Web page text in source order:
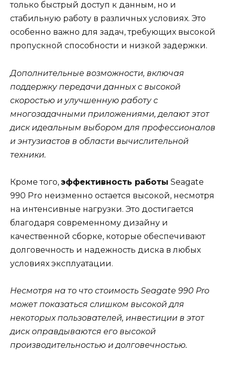
только быстрый доступ к данным, но и
стабильную работу в различных условиях. Это
особенно важно для задач, требующих высокой
пропускной способности и низкой задержки.
Дополнительные возможности, включая
поддержку передачи данных с высокой
скоростью и улучшенную работу с
многозадачными приложениями, делают этот
диск идеальным выбором для профессионалов
и энтузиастов в области вычислительной
техники.
Кроме того, эффективность работы Seagate
990 Pro неизменно остается высокой, несмотря
на интенсивные нагрузки. Это достигается
благодаря современному дизайну и
качественной сборке, которые обеспечивают
долговечность и надежность диска в любых
условиях эксплуатации.
Несмотря на то что стоимость Seagate 990 Pro
может показаться слишком высокой для
некоторых пользователей, инвестиции в этот
диск оправдываются его высокой
производительностью и долговечностью.